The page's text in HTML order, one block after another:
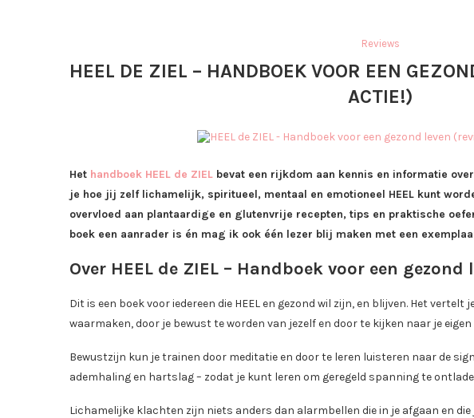
Reviews
HEEL DE ZIEL – HANDBOEK VOOR EEN
ACTIE!)
Het handboek HEEL de ZIEL bevat een rijkdom aan kennis en informatie
je hoe jij zelf lichamelijk, spiritueel, mentaal en emotioneel HEEL kunt
overvloed aan plantaardige en glutenvrije recepten, tips en praktische
boek een aanrader is én mag ik ook één lezer blij maken met een
Over HEEL de ZIEL – Handboek voor een gezond
Dit is een boek voor iedereen die HEEL en gezond wil zijn, en blijven. Het
waarmaken, door je bewust te worden van jezelf en door te kijken naar je eigen
Bewustzijn kun je trainen door meditatie en door te leren luisteren naar de
ademhaling en hartslag – zodat je kunt leren om geregeld spanning te
Lichamelijke klachten zijn niets anders dan alarmbellen die in je afgaan en